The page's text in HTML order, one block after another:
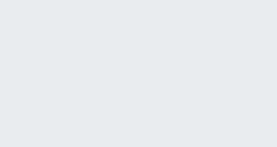
ve Fikstür